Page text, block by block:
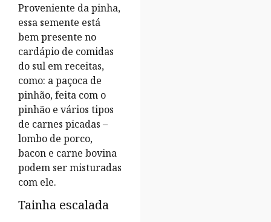
Proveniente da pinha,
essa semente está
bem presente no
cardápio de comidas
do sul em receitas,
como: a paçoca de
pinhão, feita com o
pinhão e vários tipos
de carnes picadas –
lombo de porco,
bacon e carne bovina
podem ser misturadas
com ele.
Tainha escalada